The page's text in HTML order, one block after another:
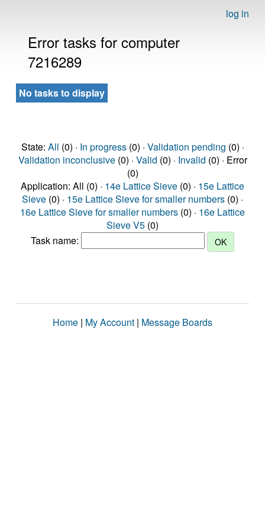
log in
Error tasks for computer
7216289
No tasks to display
State: All (0) · In progress(0) · Validation pending (0) ·
Validation inconclusive(0) · Valid (0) · Invalid (0) · Error
(0)
Application: All (0) · 14e Lattice Sieve (0) · 15e Lattice
Sieve (0) · 15e Lattice Sieve for smaller numbers (0) ·
16e Lattice Sieve for smaller numbers (0) · 16e Lattice
Sieve V5 (0)
Task name:
Home | My Account | Message Boards